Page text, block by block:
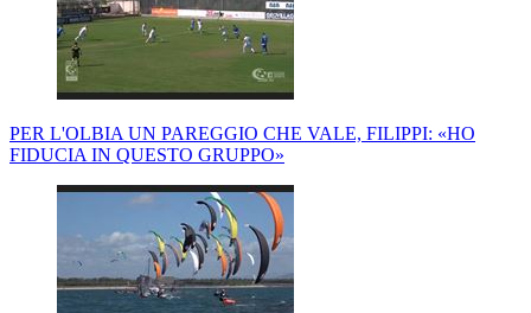
PER L'OLBIA UN PAREGGIO CHE VALE, FILIPPI: «HO
FIDUCIA IN QUESTO GRUPPO»